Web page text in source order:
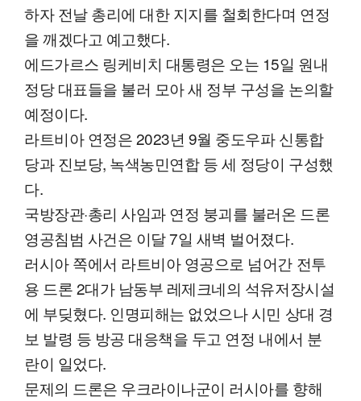
하자 전날 총리에 대한 지지를 철회한다며 연정
을 깨겠다고 예고했다.
에드가르스 링케비치 대통령은 오는 15일 원내
정당 대표들을 불러 모아 새 정부 구성을 논의할
예정이다.
라트비아 연정은 2023년 9월 중도우파 신통합
당과 진보당, 녹색농민연합 등 세 정당이 구성했
다.
국방장관·총리 사임과 연정 붕괴를 불러온 드론
영공침범 사건은 이달 7일 새벽 벌어졌다.
러시아 쪽에서 라트비아 영공으로 넘어간 전투
용 드론 2대가 남동부 레제크네의 석유저장시설
에 부딪혔다. 인명피해는 없었으나 시민 상대 경
보 발령 등 방공 대응책을 두고 연정 내에서 분
란이 일었다.
문제의 드론은 우크라이나군이 러시아를 향해